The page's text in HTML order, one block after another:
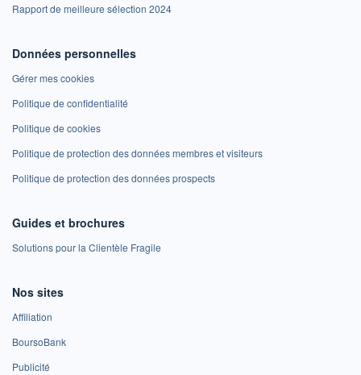
Rapport de meilleure sélection 2024
Données personnelles
Gérer mes cookies
Politique de confidentialité
Politique de cookies
Politique de protection des données membres et visiteurs
Politique de protection des données prospects
Guides et brochures
Solutions pour la Clientèle Fragile
Nos sites
Affiliation
BoursoBank
Publicité